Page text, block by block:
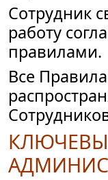
Сотрудник
работу
правилами.
Все